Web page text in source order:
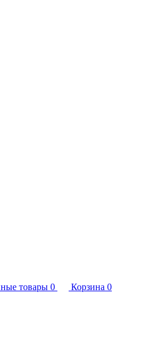
товары 0 Корзина 0